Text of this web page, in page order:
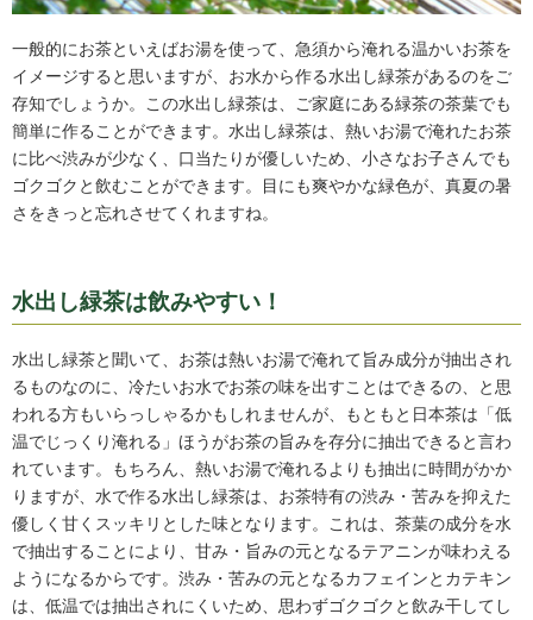
一般的にお茶といえばお湯を使って、急須から淹れる温かいお茶を
イメージすると思いますが、お水から作る水出し緑茶があるのをご
存知でしょうか。この水出し緑茶は、ご家庭にある緑茶の茶葉でも
簡単に作ることができます。水出し緑茶は、熱いお湯で淹れたお茶
に比べ渋みが少なく、口当たりが優しいため、小さなお子さんでも
ゴクゴクと飲むことができます。目にも爽やかな緑色が、真夏の暑
さをきっと忘れさせてくれますね。
水出し緑茶は飲みやすい！
水出し緑茶と聞いて、お茶は熱いお湯で淹れて旨み成分が抽出され
るものなのに、冷たいお水でお茶の味を出すことはできるの、と思
われる方もいらっしゃるかもしれませんが、もともと日本茶は「低
温でじっくり淹れる」ほうがお茶の旨みを存分に抽出できると言わ
れています。もちろん、熱いお湯で淹れるよりも抽出に時間がかか
りますが、水で作る水出し緑茶は、お茶特有の渋み・苦みを抑えた
優しく甘くスッキリとした味となります。これは、茶葉の成分を水
で抽出することにより、甘み・旨みの元となるテアニンが味わえる
ようになるからです。渋み・苦みの元となるカフェインとカテキン
は、低温では抽出されにくいため、思わずゴクゴクと飲み干してし